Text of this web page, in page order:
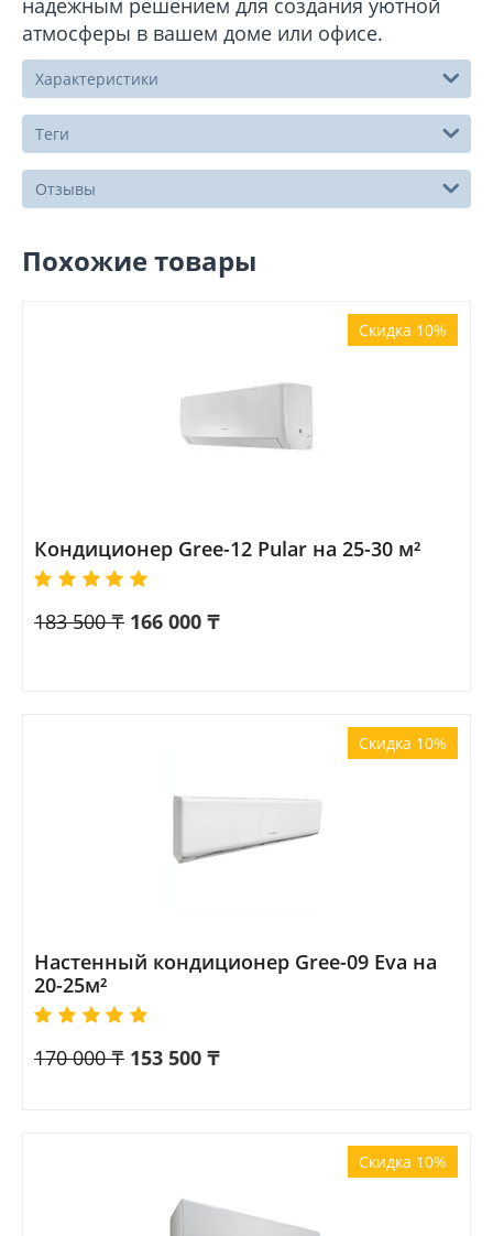
атмосферы в вашем доме или офисе.
Характеристики
Теги
Отзывы
Похожие товары
Скидка 10%
Кондиционер Gree-12 Pular на 25-30 м²
183 500 ₸ 166 000 ₸
Скидка 10%
Настенный кондиционер Gree-09 Eva на
20-25м²
170 000 ₸ 153 500 ₸
Скидка 10%